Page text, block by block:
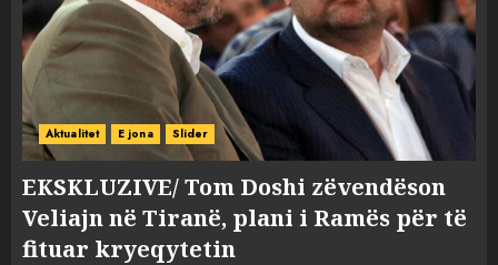
Aktualitet E jona Slider
EKSKLUZIVE/ Tom Doshi zëvendëson
Veliajn në Tiranë, plani i Ramës për të
fituar kryeqytetin